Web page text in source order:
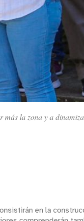
más la zona y a
en la